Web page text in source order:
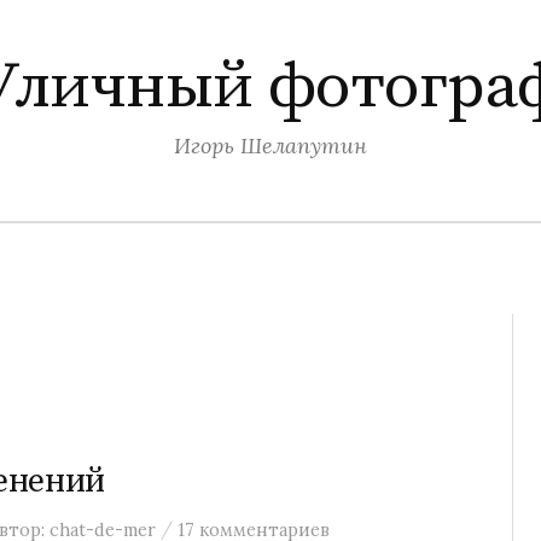
Игорь Шелапутин
chat-de-mer / 17 комментариев